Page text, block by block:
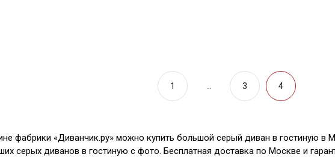
1 3 4
фабрики «Диванчик.ру» можно купить большой серый диван в гостиную в
серых диванов в гостиную с фото. Бесплатная доставка по Москве и